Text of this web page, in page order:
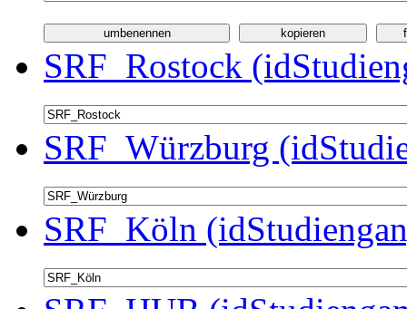
SRF_Rostock
SRF_Würzburg
SRF_Köln